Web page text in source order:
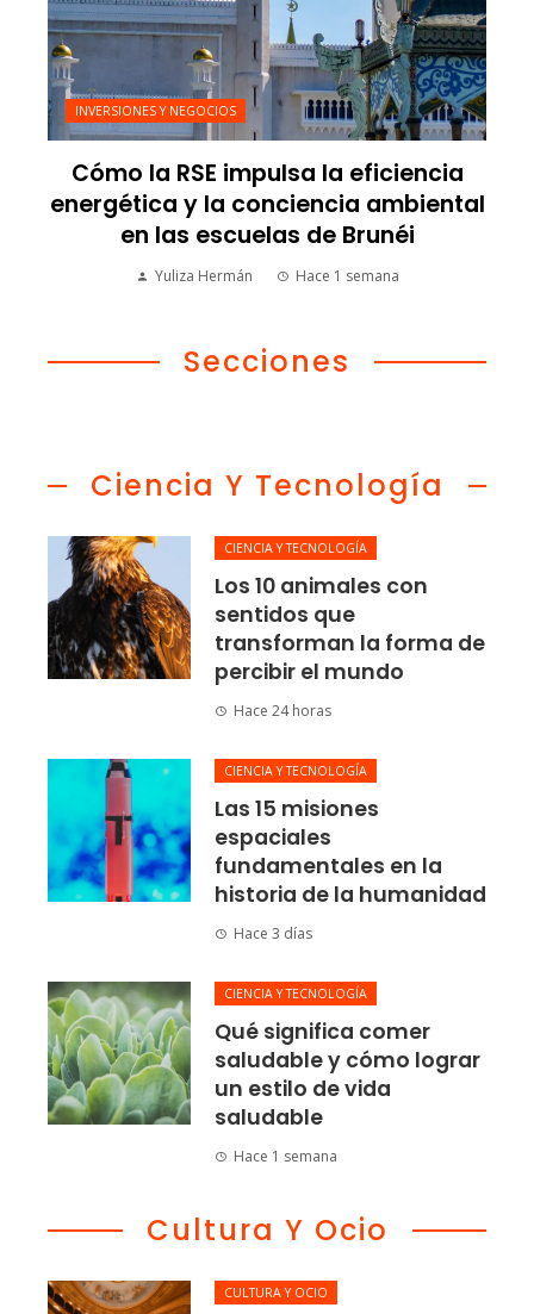
INVERSIONES Y NEGOCIOS
Cómo la RSE impulsa la eficiencia
energética y la conciencia ambiental
en las escuelas de Brunéi
Yuliza Hermán Hace 1 semana
Secciones
Ciencia Y Tecnología
CIENCIA Y TECNOLOGÍA
Los 10 animales con
sentidos que
transforman la forma de
percibir el mundo
Hace 24 horas
CIENCIA Y TECNOLOGÍA
Las 15 misiones
espaciales
fundamentales en la
historia de la humanidad
Hace 3 días
CIENCIA Y TECNOLOGÍA
Qué significa comer
saludable y cómo lograr
un estilo de vida
saludable
Hace 1 semana
Cultura Y Ocio
CULTURA Y OCIO